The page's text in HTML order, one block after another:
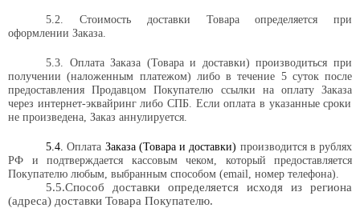
5.2. Стоимость доставки Товара определяется при
оформлении Заказа.
5.3. ОплатаЗаказа (Товара и доставки) производитьсяпри
получении (наложенным платежом) либо в течение 5 суток после
предоставления Продавцом Покупателю ссылки на оплату Заказа
через интернет-эквайринг либо СПБ. Если оплата в указанные сроки
не произведена, Заказ аннулируется.
5.4.Оплата Заказа (Товара и доставки) производится в рублях
РФ и подтверждается кассовым чеком, который предоставляется
Покупателю любым, выбранным способом (email, номер телефона).
5.5.Способ доставки определяется исходя из региона
(адреса) доставки Товара Покупателю.